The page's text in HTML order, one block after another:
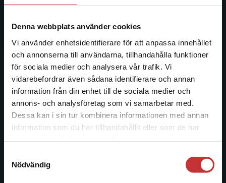
Denna webbplats använder cookies
Vi använder enhetsidentifierare för att anpassa innehållet
och annonserna till användarna, tillhandahålla funktioner
för sociala medier och analysera vår trafik. Vi
vidarebefordrar även sådana identifierare och annan
information från din enhet till de sociala medier och
annons- och analysföretag som vi samarbetar med.
Dessa kan i sin tur kombinera informationen med annan
information som du har tillhandahållit eller som de har
Nödvändig
Begränsad fraktregion
Det verkar som att du besöker
studentlitteratur.se via en enhet utanför Sverige.
Vi erbjuder inte leveranser utanför Sverige. För
att kunna slutföra ett köp måste
Kontakta oss
Kontakta oss
046-31 20 00
Postadress:
221 00 Lund